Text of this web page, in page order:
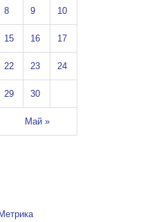
Май »
8 9 10
15 16 17
22 23 24
29 30